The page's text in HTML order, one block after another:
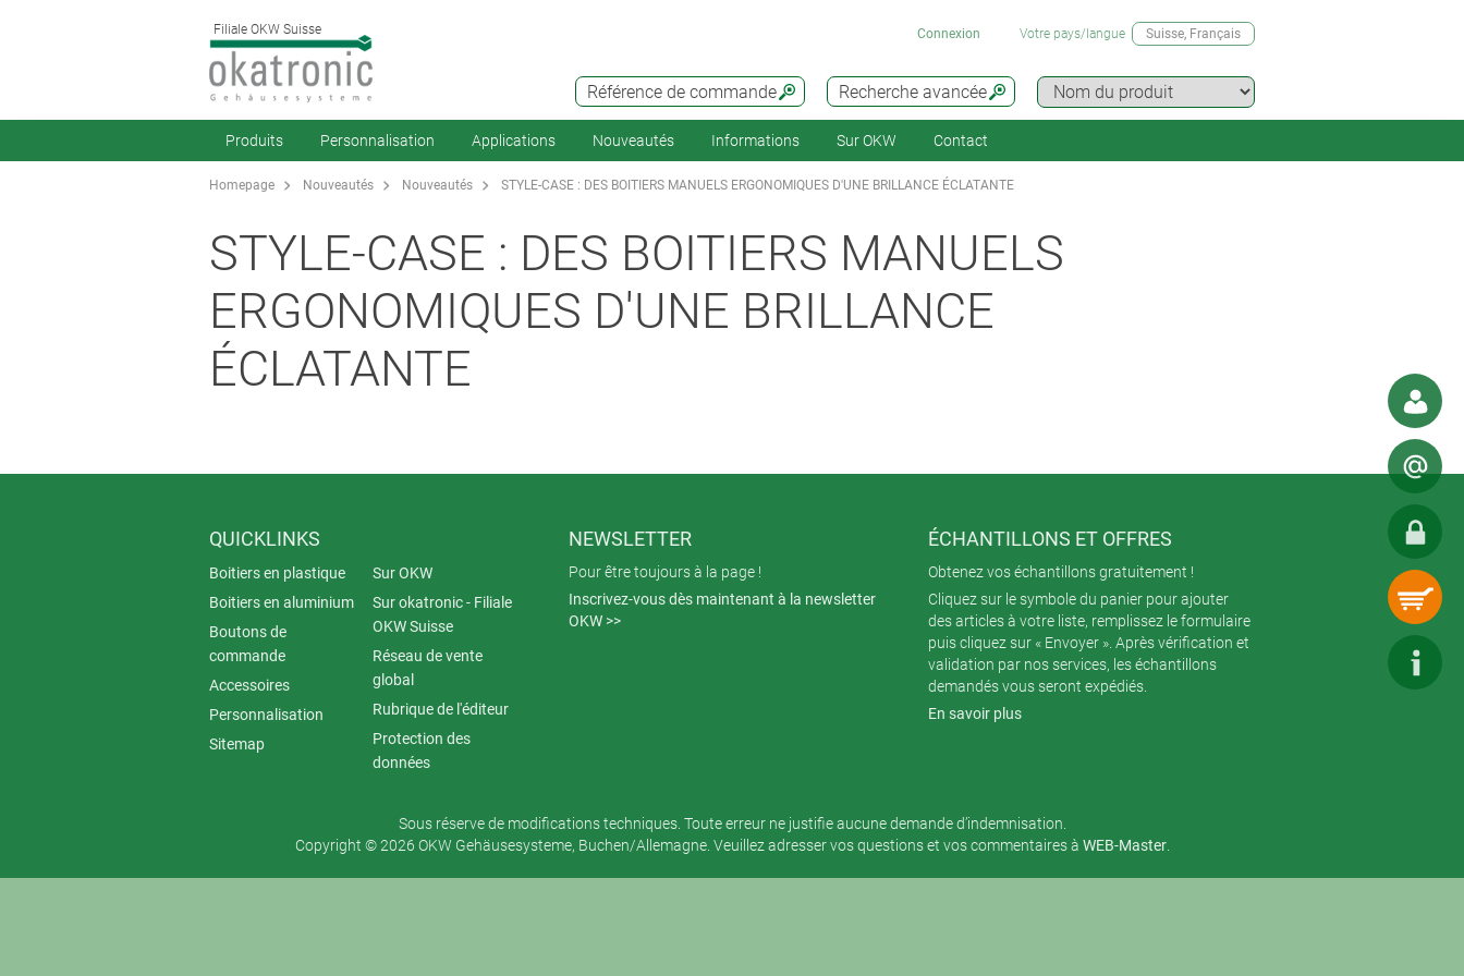
Filiale OKW Suisse
Recherche avancée
Référence de commande
Connexion Votre pays/langue Suisse, Français
Produits Personnalisation Applications Nouveautés Informations Sur OKW Contact
Homepage Nouveautés Nouveautés STYLE-CASE : DES BOITIERS MANUELS ERGONOMIQUES D'UNE BRILLANCE ÉCLATANTE
STYLE-CASE : DES BOITIERS MANUELS
ERGONOMIQUES D'UNE BRILLANCE
ÉCLATANTE
QUICKLINKS
Boitiers en plastique
Boitiers en aluminium
Boutons de
commande
Accessoires
Personnalisation
Sitemap
Sur OKW
Sur okatronic - Filiale
OKW Suisse
Réseau de vente
global
Rubrique de l'éditeur
Protection des
données
NEWSLETTER
Pour être toujours à la page !
Inscrivez-vous dès maintenant à la newsletter
OKW >>
ÉCHANTILLONS ET OFFRES
Obtenez vos échantillons gratuitement !
Cliquez sur le symbole du panier pour ajouter
des articles à votre liste, remplissez le formulaire
puis cliquez sur « Envoyer ». Après vérification et
validation par nos services, les échantillons
demandés vous seront expédiés.
En savoir plus
Sous réserve de modifications techniques. Toute erreur ne justifie aucune demande d’indemnisation.
Copyright © 2026 OKW Gehäusesysteme, Buchen/Allemagne. Veuillez adresser vos questions et vos commentaires à WEB-Master.